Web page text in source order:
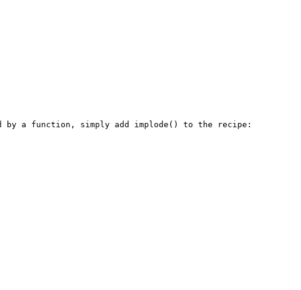
a function, simply add implode() to the recipe: